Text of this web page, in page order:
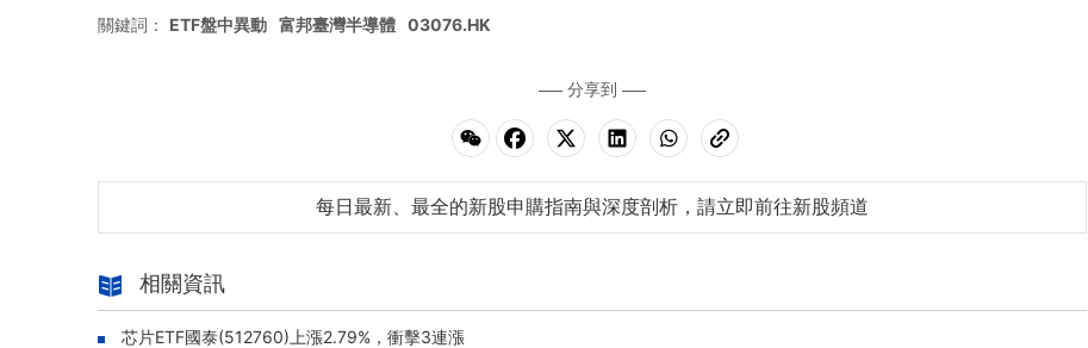
關鍵詞：
ETF盤中異動 富邦臺灣半導體 03076.HK
分享到
每日最新、最全的新股申購指南與深度剖析，請立即前往新股頻道
相關資訊
芯片ETF國泰(512760)上漲2.79%，衝擊3連漲